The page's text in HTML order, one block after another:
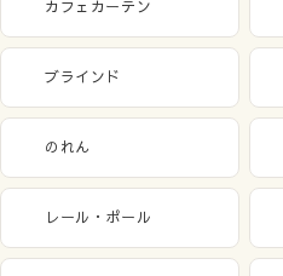
カフェカーテン
ブラインド
のれん
レール・ポール